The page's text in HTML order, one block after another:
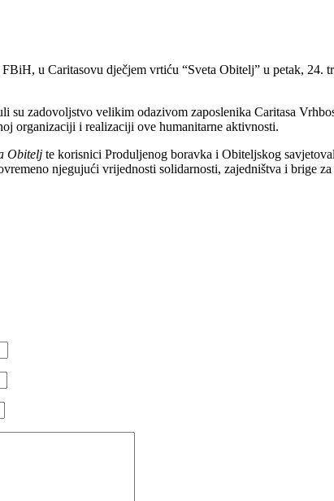
u Caritasovu dječjem vrtiću “Sveta Obitelj” u petak,
su zadovoljstvo velikim odazivom zaposlenika Caritasa
organizaciji i realizaciji ove humanitarne aktivnosti.
Obitelj te korisnici Produljenog boravka i Obiteljskog
njegujući vrijednosti solidarnosti, zajedništva i brige